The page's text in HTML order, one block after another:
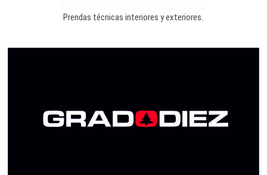
Prendas técnicas interiores y exteriores.